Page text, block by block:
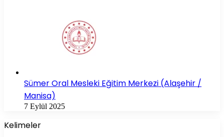
Sümer Oral Mesleki Eğitim Merkezi (Alaşehir /
Manisa)
7 Eylül 2025
Kelimeler